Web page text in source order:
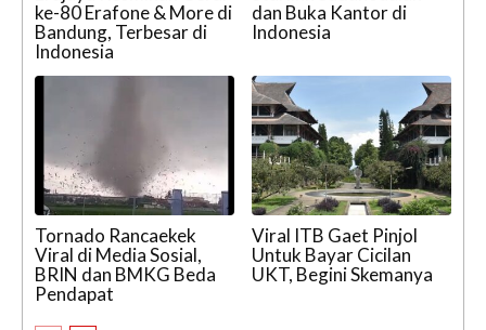
ke-80 Erafone & More di
Bandung, Terbesar di
Indonesia
dan Buka Kantor di
Indonesia
Tornado Rancaekek
Viral di Media Sosial,
BRIN dan BMKG Beda
Pendapat
Viral ITB Gaet Pinjol
Untuk Bayar Cicilan
UKT, Begini Skemanya